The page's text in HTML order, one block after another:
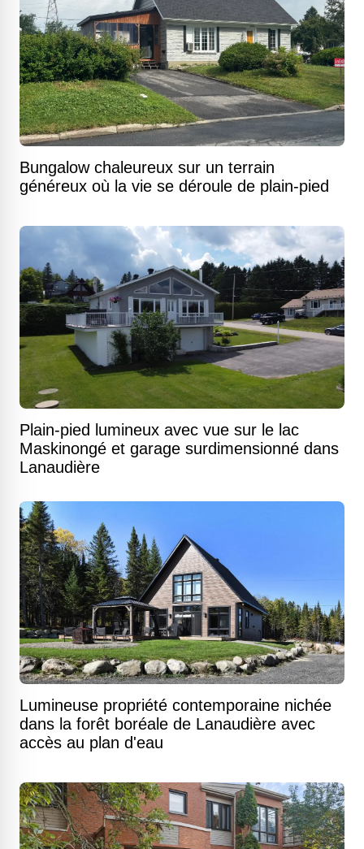
Bungalow chaleureux sur un terrain
généreux où la vie se déroule de plain-pied
Plain-pied lumineux avec vue sur le lac
Maskinongé et garage surdimensionné dans
Lanaudière
Lumineuse propriété contemporaine nichée
dans la forêt boréale de Lanaudière avec
accès au plan d'eau